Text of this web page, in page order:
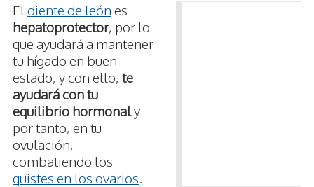
El diente de león es
hepatoprotector, por lo
que ayudará a mantener
tu hígado en buen
estado, y con ello, te
ayudará con tu
equilibrio hormonal y
por tanto, en tu
ovulación,
combatiendo los
quistes en los ovarios